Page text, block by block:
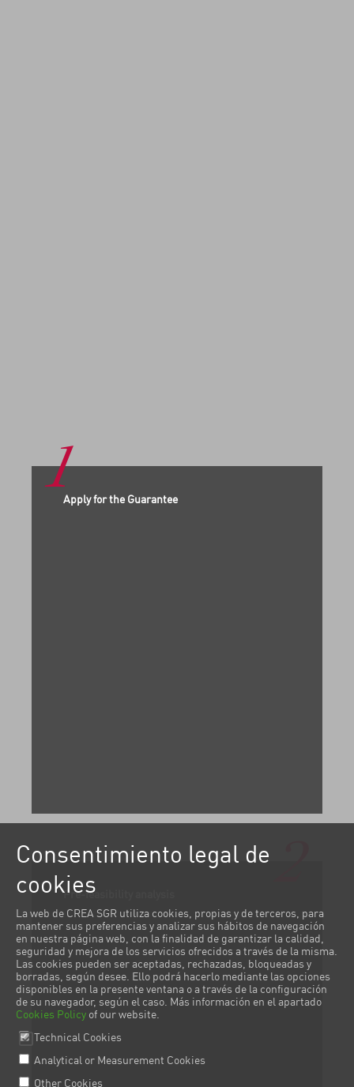
1Apply for the Guarantee
Pre-feasibility analysis
Consentimiento legal de
cookies
La web de CREA SGR utiliza cookies, propias y de terceros, para
mantener sus preferencias y analizar sus hábitos de navegación
en nuestra página web, con la finalidad de garantizar la calidad,
seguridad y mejora de los servicios ofrecidos a través de la misma.
Las cookies pueden ser aceptadas, rechazadas, bloqueadas y
borradas, según desee. Ello podrá hacerlo mediante las opciones
disponibles en la presente ventana o a través de la configuración
de su navegador, según el caso. Más información en el apartado
Cookies Policy of our website.
Technical Cookies
Analytical or Measurement Cookies
Other Cookies